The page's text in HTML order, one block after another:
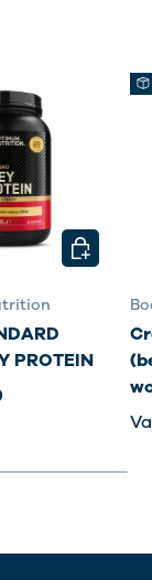
PROTEIN
KIES